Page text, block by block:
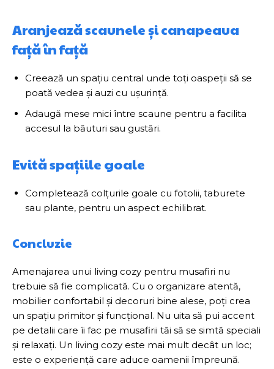
Aranjează scaunele și canapeaua
față în față
Creează un spațiu central unde toți oaspeții să se
poată vedea și auzi cu ușurință.
Adaugă mese mici între scaune pentru a facilita
accesul la băuturi sau gustări.
Evită spațiile goale
Completează colțurile goale cu fotolii, taburete
sau plante, pentru un aspect echilibrat.
Concluzie
Amenajarea unui living cozy pentru musafiri nu
trebuie să fie complicată. Cu o organizare atentă,
mobilier confortabil și decoruri bine alese, poți crea
un spațiu primitor și funcțional. Nu uita să pui accent
pe detalii care îi fac pe musafirii tăi să se simtă speciali
și relaxați. Un living cozy este mai mult decât un loc;
este o experiență care aduce oamenii împreună.